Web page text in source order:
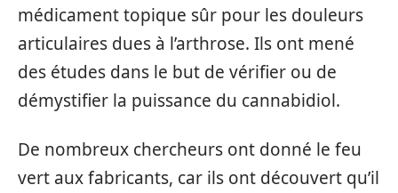
médicament topique sûr pour les douleurs
articulaires dues à l’arthrose. Ils ont mené
des études dans le but de vérifier ou de
démystifier la puissance du cannabidiol.
De nombreux chercheurs ont donné le feu
vert aux fabricants, car ils ont découvert qu’il